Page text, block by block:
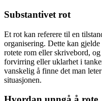
Substantivet rot
Et rot kan referere til en
organisering. Dette kan
rotete rom eller skrivebord,
forvirring eller uklarhet i
vanskelig å finne det man
situasjonen.